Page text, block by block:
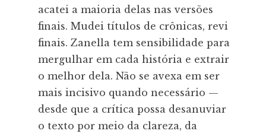
acatei a maioria delas nas versões
finais. Mudei títulos de crônicas, revi
finais. Zanella tem sensibilidade para
mergulhar em cada história e extrair
o melhor dela. Não se avexa em ser
mais incisivo quando necessário —
desde que a crítica possa desanuviar
o texto por meio da clareza, da